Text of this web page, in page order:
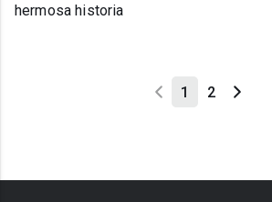
hermosa historia
1 2